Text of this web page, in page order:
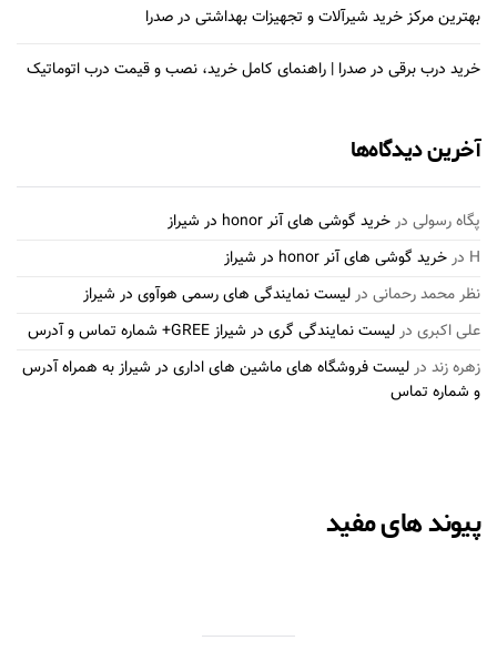
بهترین مرکز خرید شیرآلات و تجهیزات بهداشتی در صدرا
خرید درب برقی در صدرا | راهنمای کامل خرید، نصب و قیمت درب اتوماتیک
آخرین دیدگاه‌ها
پگاه رسولی درخرید گوشی های آنر honor در شیراز
H درخرید گوشی های آنر honor در شیراز
نظر محمد رحمانی درلیست نمایندگی های رسمی هوآوی در شیراز
علی اکبری درلیست نمایندگی گری در شیراز GREE+ شماره تماس و آدرس
زهره زند درلیست فروشگاه های ماشین های اداری در شیراز به همراه آدرس
و شماره تماس
پیوند های مفید